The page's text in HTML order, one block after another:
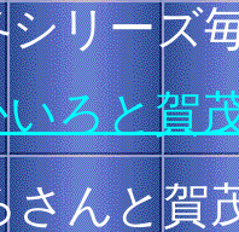
シリーズ
ろと賀
んと賀